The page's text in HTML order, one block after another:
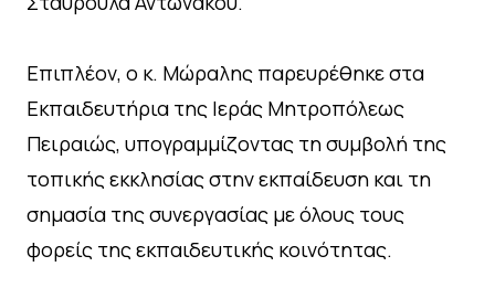
Επιπλέον, ο κ. Μώραλης παρευρέθηκε στα
Εκπαιδευτήρια της Ιεράς Μητροπόλεως
Πειραιώς, υπογραμμίζοντας τη συμβολή της
τοπικής εκκλησίας στην εκπαίδευση και τη
σημασία της συνεργασίας με όλους τους
φορείς της εκπαιδευτικής κοινότητας.